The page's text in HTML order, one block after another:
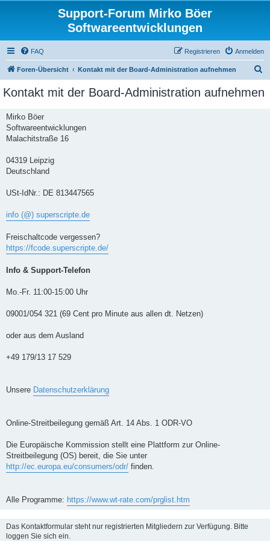
Support-Forum Mirko Böer
Softwareentwicklungen
FAQ Anmelden
Registrieren
Foren-Übersicht Kontakt mit der Board-Administration aufnehmen
c
Kontakt mit der Board-Administration aufnehmen
Mirko Böer
Softwareentwicklungen
Malachitstraße 16
04319 Leipzig
Deutschland
USt-IdNr.: DE 813447565
info (@) superscripte.de
Freischaltcode vergessen?
https://fcode.superscripte.de/
Info & Support-Telefon
Mo.-Fr. 11:00-15:00 Uhr
09001/054 321 (69 Cent pro Minute aus allen dt. Netzen)
oder aus dem Ausland
+49 179/13 17 529
Unsere Datenschutzerklärung
Online-Streitbeilegung gemäß Art. 14 Abs. 1 ODR-VO
Die Europäische Kommission stellt eine Plattform zur Online-
Streitbeilegung (OS) bereit, die Sie unter
http://ec.europa.eu/consumers/odr/ finden.
Alle Programme: https://www.wt-rate.com/prglist.htm
Das Kontaktformular steht nur registrierten Mitgliedern zur Verfügung. Bitte
loggen Sie sich ein.